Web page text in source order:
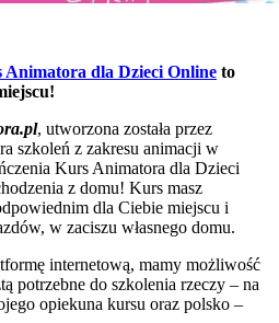
Animatora dla Dzieci Online to
, utworzona została przez
szkoleń z zakresu animacji w
Kurs Animatora dla Dzieci
z domu! Kurs masz
dla Ciebie miejscu i
w zaciszu własnego domu.
internetową, mamy możliwość
potrzebne do szkolenia rzeczy – na
opiekuna kursu oraz polsko –